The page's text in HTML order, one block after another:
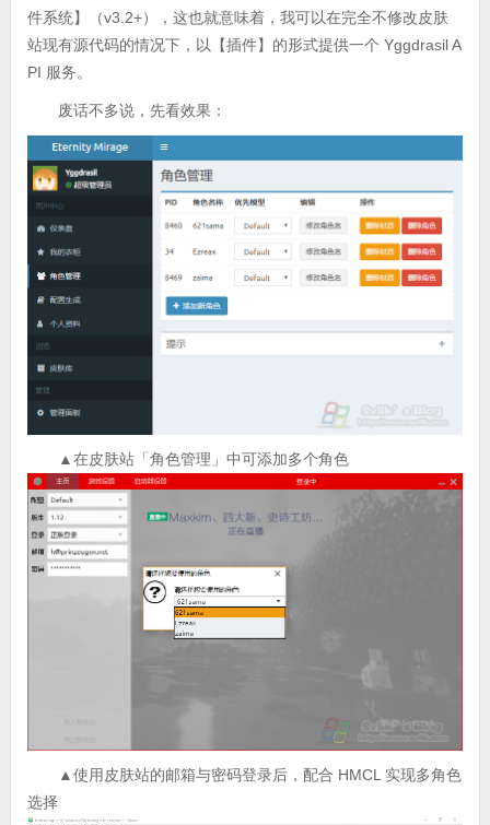
件系统】（v3.2+），这也就意味着，我可以在完全不修改皮肤
站现有源代码的情况下，以【插件】的形式提供一个 Yggdrasil A
PI 服务。
废话不多说，先看效果：
▲在皮肤站「角色管理」中可添加多个角色
▲使用皮肤站的邮箱与密码登录后，配合 HMCL 实现多角色
选择